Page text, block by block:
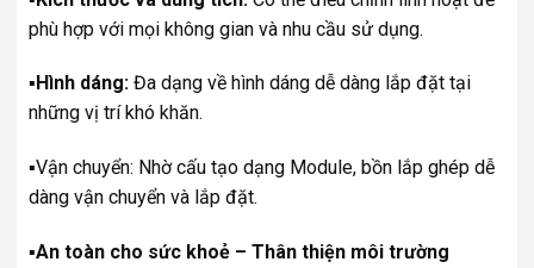
phù hợp với mọi không gian và nhu cầu sử dụng.
▪️Hình dáng: Đa dạng về hình dáng dễ dàng lắp đặt tại
những vị trí khó khăn.
▪️Vận chuyển: Nhờ cấu tạo dạng Module, bồn lắp ghép dễ
dàng vận chuyển và lắp đặt.
▪️An toàn cho sức khoẻ – Thân thiện môi trường